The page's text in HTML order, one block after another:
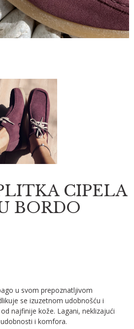
CIPELA
BORDO
u svom prepoznatljivom
se izuzetnom udobnošću i
najfinije kože. Lagani, neklizajući
i komfora.